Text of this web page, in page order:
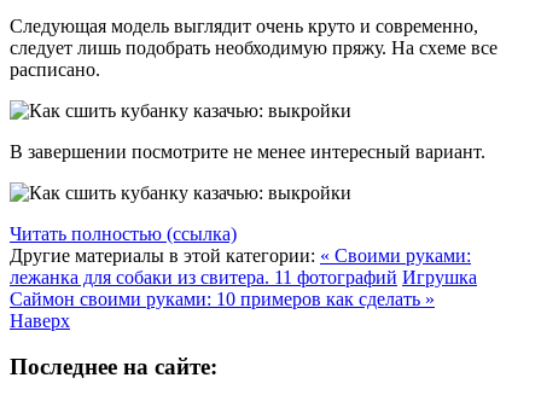
Следующая модель выглядит очень круто и современно,
следует лишь подобрать необходимую пряжу. На схеме все
расписано.
В завершении посмотрите не менее интересный вариант.
Читать полностью (ссылка)
Другие материалы в этой категории: « Своими руками:
лежанка для собаки из свитера. 11 фотографий Игрушка
Саймон своими руками: 10 примеров как сделать »
Наверх
Последнее на сайте: